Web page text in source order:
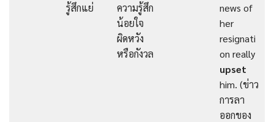
รู้สึกแย่
ความรู้สึก
น้อยใจ
ผิดหวัง
หรือกังวล
news of
her
resignati
on really
upset
him. (ข่าว
การลา
ออกของ